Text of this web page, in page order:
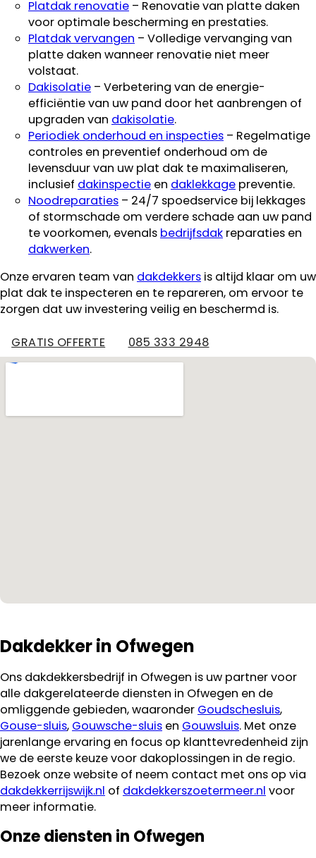
Platdak renovatie – Renovatie van platte daken
voor optimale bescherming en prestaties.
Platdak vervangen – Volledige vervanging van
platte daken wanneer renovatie niet meer
volstaat.
Dakisolatie – Verbetering van de energie-
efficiëntie van uw pand door het aanbrengen of
upgraden van dakisolatie.
Periodiek onderhoud en inspecties – Regelmatige
controles en preventief onderhoud om de
levensduur van uw plat dak te maximaliseren,
inclusief dakinspectie en daklekkage preventie.
Noodreparaties – 24/7 spoedservice bij lekkages
of stormschade om verdere schade aan uw pand
te voorkomen, evenals bedrijfsdak reparaties en
dakwerken.
Onze ervaren team van dakdekkers is altijd klaar om uw
plat dak te inspecteren en te repareren, om ervoor te
zorgen dat uw investering veilig en beschermd is.
GRATIS OFFERTE 085 333 2948
Dakdekker in Ofwegen
Ons dakdekkersbedrijf in Ofwegen is uw partner voor
alle dakgerelateerde diensten in Ofwegen en de
omliggende gebieden, waaronder Goudschesluis,
Gouse-sluis, Gouwsche-sluis en Gouwsluis. Met onze
jarenlange ervaring en focus op klanttevredenheid zijn
we de eerste keuze voor dakoplossingen in de regio.
Bezoek onze website of neem contact met ons op via
dakdekkerrijswijk.nl of dakdekkerszoetermeer.nl voor
meer informatie.
Onze diensten in Ofwegen